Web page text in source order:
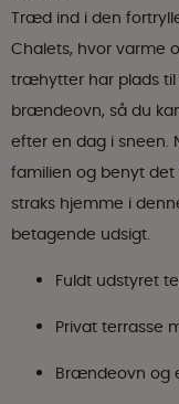
Træd ind i den
Chalets, hvor varme
træhytter har plads til
brændeovn, så du
efter en dag i sneen.
familien og benyt det
straks hjemme i
betagende udsigt.
Fuldt udstyret
Privat terrasse
Brændeovn og